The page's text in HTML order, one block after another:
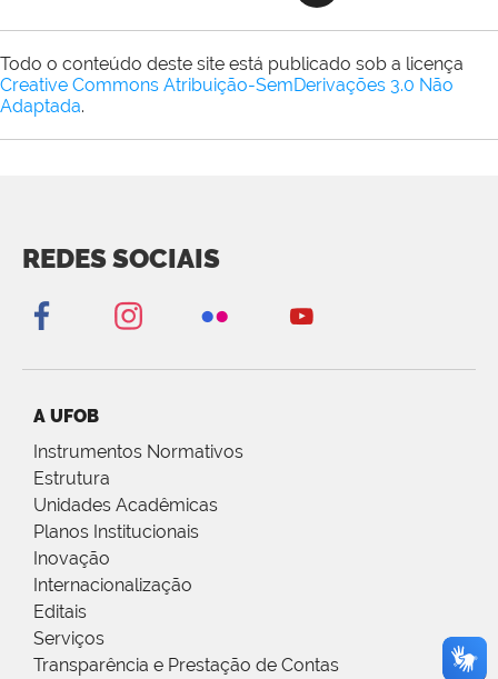
Todo o conteúdo deste site está publicado sob a licença
Creative Commons Atribuição-SemDerivações 3.0 Não
Adaptada.
REDES SOCIAIS
A UFOB
Instrumentos Normativos
Estrutura
Unidades Acadêmicas
Planos Institucionais
Inovação
Internacionalização
Editais
Serviços
Transparência e Prestação de Contas